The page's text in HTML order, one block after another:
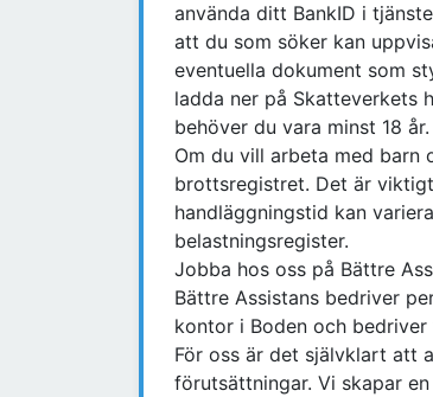
använda ditt BankID i
att du som söker kan
eventuella dokument som
ladda ner på Skatteverkets
behöver du vara minst 18 år.
Om du vill arbeta med barn
brottsregistret. Det är
handläggningstid kan
belastningsregister.
Jobba hos oss på Bättre
Bättre Assistans bedriver
kontor i Boden och bedriver
För oss är det självklart att
förutsättningar. Vi skapar